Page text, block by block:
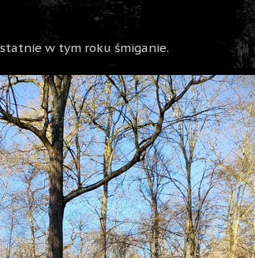
w tym roku śmiganie.